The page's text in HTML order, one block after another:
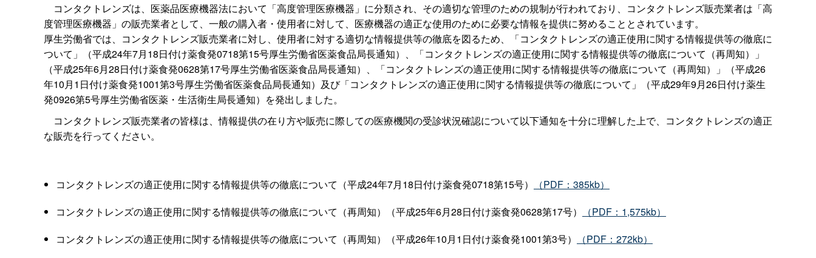
コンタクトレンズは、医薬品医療機器法において「高度管理医療機器」に分類され、その適切な管理のための規制が行われており、コンタクトレンズ販売業者は「高
度管理医療機器」の販売業者として、一般の購入者・使用者に対して、医療機器の適正な使用のために必要な情報を提供に努めることとされています。
厚生労働省では、コンタクトレンズ販売業者に対し、使用者に対する適切な情報提供等の徹底を図るため、「コンタクトレンズの適正使用に関する情報提供等の徹底に
ついて」（平成24年7月18日付け薬食発0718第15号厚生労働省医薬食品局長通知）、「コンタクトレンズの適正使用に関する情報提供等の徹底について（再周知）」
（平成25年6月28日付け薬食発0628第17号厚生労働省医薬食品局長通知）、「コンタクトレンズの適正使用に関する情報提供等の徹底について（再周知）」（平成26
年10月1日付け薬食発1001第3号厚生労働省医薬食品局長通知）及び「コンタクトレンズの適正使用に関する情報提供等の徹底について」（平成29年9月26日付け薬生
発0926第5号厚生労働省医薬・生活衛生局長通知）を発出しました。
コンタクトレンズ販売業者の皆様は、情報提供の在り方や販売に際しての医療機関の受診状況確認について以下通知を十分に理解した上で、コンタクトレンズの適正
な販売を行ってください。
コンタクトレンズの適正使用に関する情報提供等の徹底について（平成24年7月18日付け薬食発0718第15号）
（PDF：385kb）
コンタクトレンズの適正使用に関する情報提供等の徹底について（再周知）（平成25年6月28日付け薬食発0628第17号）
（PDF：1,575kb）
コンタクトレンズの適正使用に関する情報提供等の徹底について（再周知）（平成26年10月1日付け薬食発1001第3号）
（PDF：272kb）